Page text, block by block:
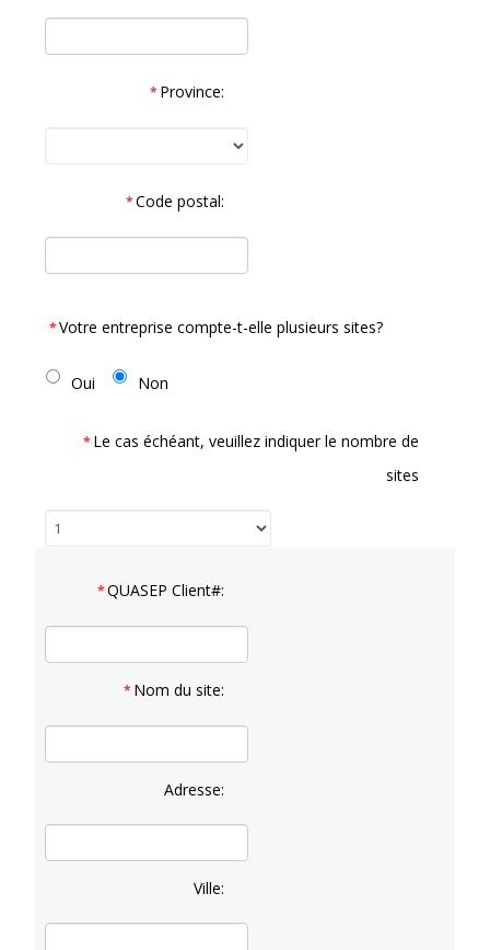
* Province:
* Code postal:
* Votre entreprise compte-t-elle plusieurs sites?
Oui Non
* Le cas échéant, veuillez indiquer le nombre de
sites
* QUASEP Client#:
* Nom du site:
Adresse:
Ville: